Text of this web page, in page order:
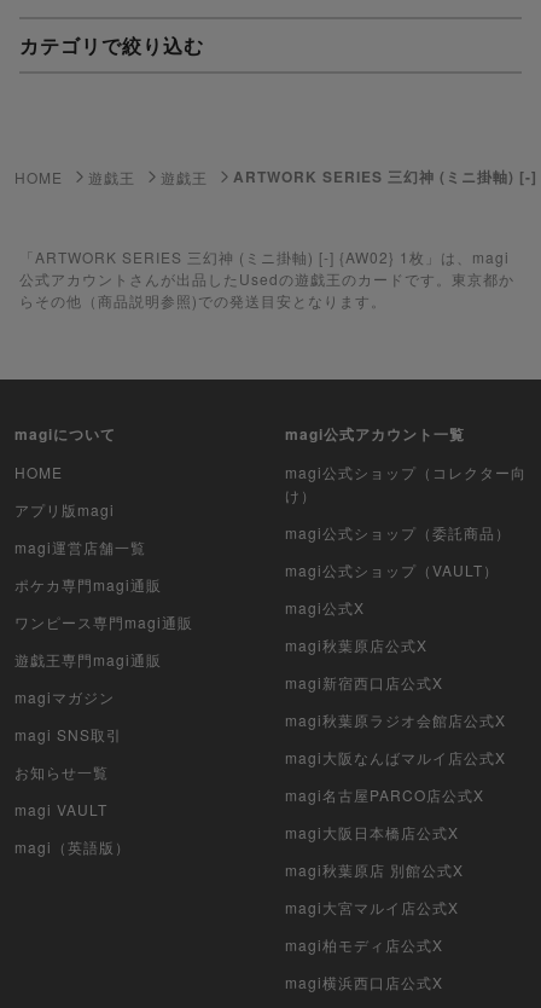
カテゴリで絞り込む
遊戯王
遊戯王ラッシュデュエル
ポケカ（未開封パック）
遊戯王（未開封パック）
デュエル・マスターズ
マジック：ザ・ギャザリング
クリプトスペルズ
遊戯王初期
HOME 遊戯王 遊戯王 ARTWORK SERIES 三幻神 (ミニ掛軸) [-
「ARTWORK SERIES 三幻神 (ミニ掛軸) [-] {AW02} 1枚」は、magi
公式アカウントさんが出品したUsedの遊戯王のカードです。東京都か
らその他（商品説明参照)での発送目安となります。
magiについて
HOME
アプリ版magi
magi運営店舗一覧
ポケカ専門magi通販
ワンピース専門magi通販
遊戯王専門magi通販
magiマガジン
magi SNS取引
お知らせ一覧
magi VAULT
magi（英語版）
magi公式アカウント一覧
magi公式ショップ（コレクター向
け）
magi公式ショップ（委託商品）
magi公式ショップ（VAULT）
magi公式X
magi秋葉原店公式X
magi新宿西口店公式X
magi秋葉原ラジオ会館店公式X
magi大阪なんばマルイ店公式X
magi名古屋PARCO店公式X
magi大阪日本橋店公式X
magi秋葉原店 別館公式X
magi大宮マルイ店公式X
magi柏モディ店公式X
magi横浜西口店公式X